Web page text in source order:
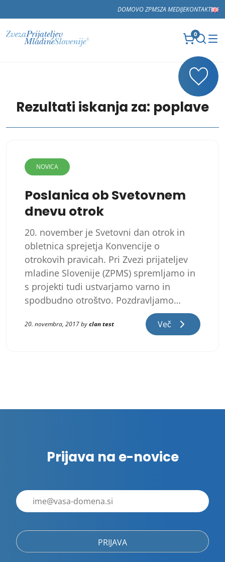
DOMOVO ZPMSZA MEDIJEKONTAKT
0
Rezultati iskanja za: poplave
NOVICA
Poslanica ob Svetovnem
dnevu otrok
20. november je Svetovni dan otrok in
obletnica sprejetja Konvencije o
otrokovih pravicah. Pri Zvezi prijateljev
mladine Slovenije (ZPMS) spremljamo in
s projekti tudi ustvarjamo varno in
spodbudno otroštvo. Pozdravljamo…
20. novembra, 2017 byclan test Več
prispevkov
Prijava na e-novice
E-
poštni